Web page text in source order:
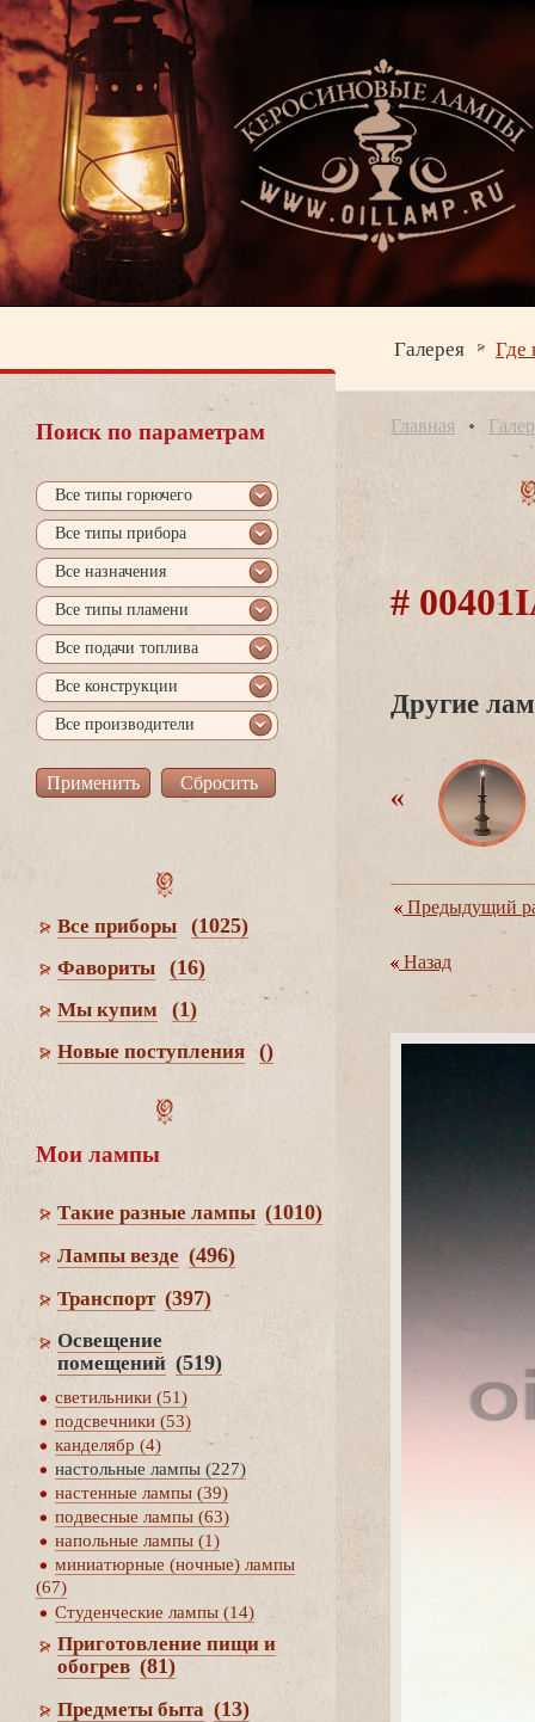
Галерея Где
Поиск по параметрам
се типы горючего
се типы прибора
се назначения
се типы пламени
се подачи топлива
се конструкции
се производители
се приборы (1025)
Фавориты (16)
Мы купим (1)
Новые поступления ()
Мои лампы
Такие разные лампы (1010)
Лампы везде (496)
Транспорт (397)
Освещение
помещений (519)
светильники (51)
подсвечники (53)
канделябр (4)
настольные лампы (227)
настенные лампы (39)
подвесные лампы (63)
напольные лампы (1)
миниатюрные (ночные) лампы
(67)
Студенческие лампы (14)
Приготовление пищи и
обогре (81)
Предметы быта (13)
Главная
#
Другие
Предыдущий
Назад